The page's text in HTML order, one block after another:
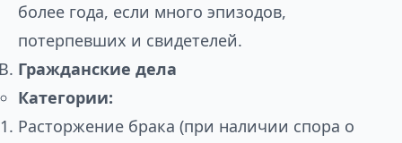
более года, если много эпизодов,
потерпевших и свидетелей.
Гражданские дела
Категории:
Расторжение брака (при наличии спора о